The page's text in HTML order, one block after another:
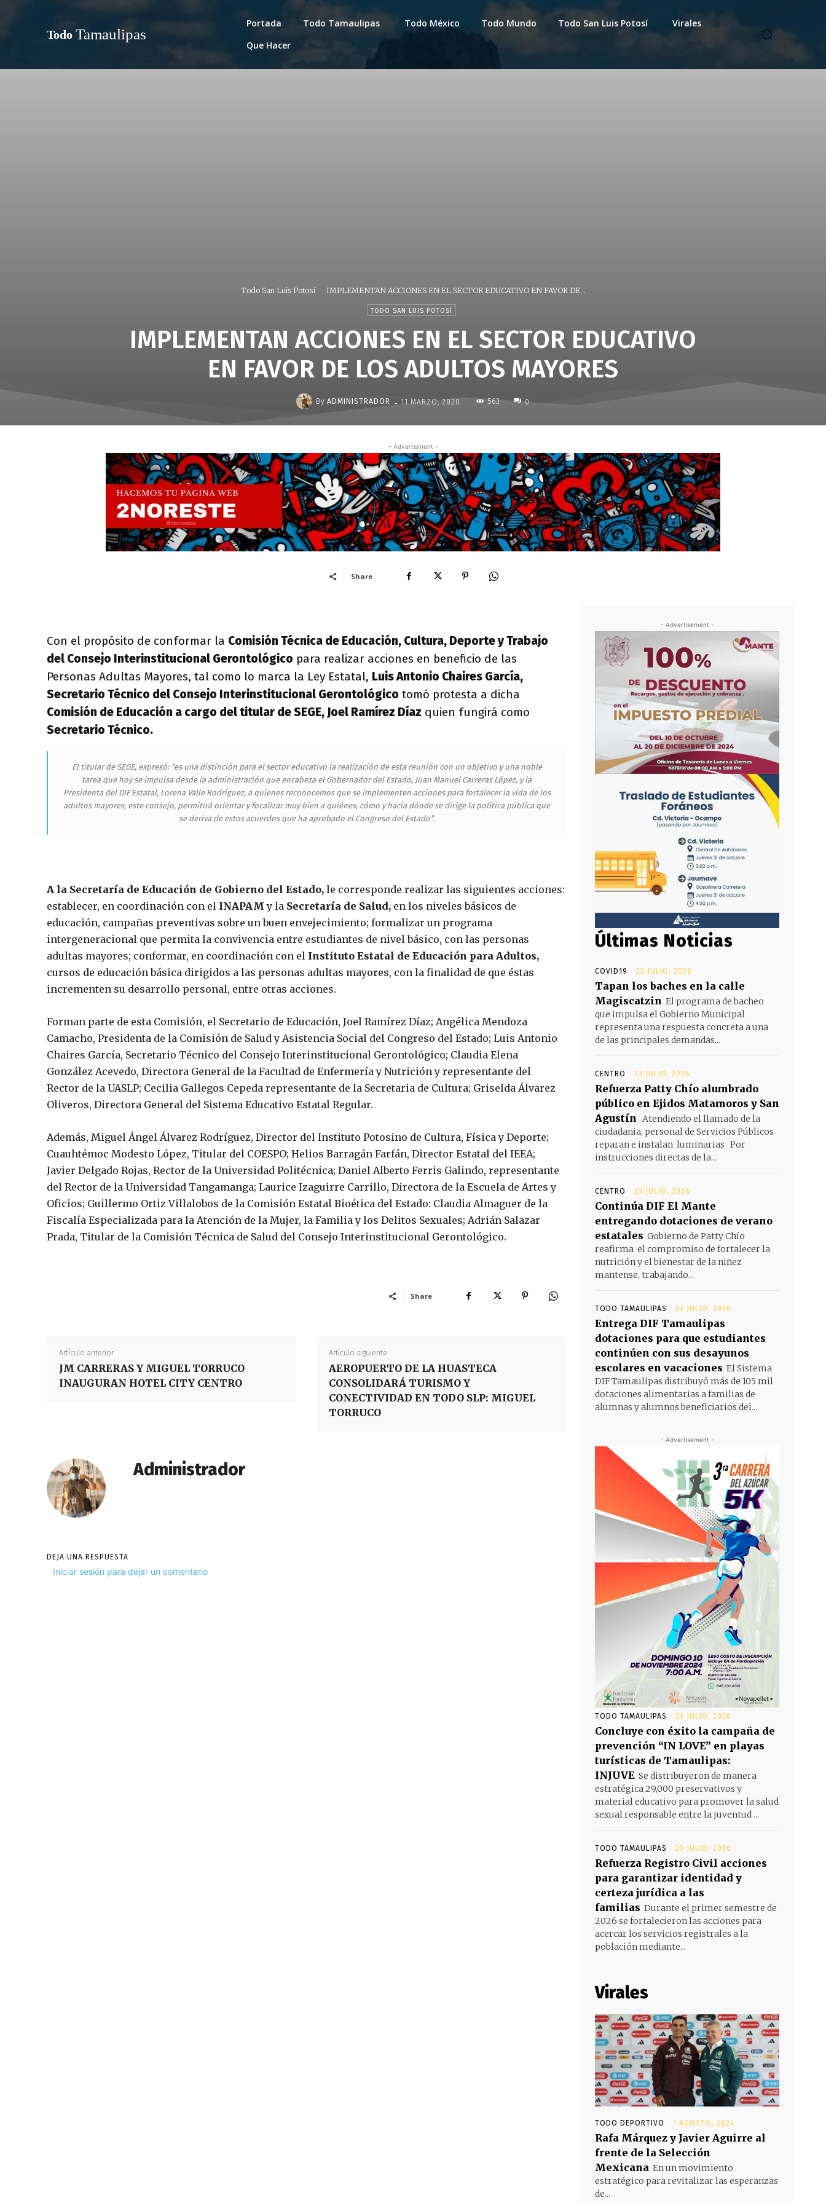
Todo Tamaulipas
Portada Todo Tamaulipas Todo México Todo Mundo Todo San Luis Potosí
Virales
Que Hacer
Todo San Luis Potosí IMPLEMENTAN ACCIONES EN EL SECTOR EDUCATIVO EN FAVOR DE...
TODO SAN LUIS POTOSÍ
IMPLEMENTAN ACCIONES EN EL SECTOR EDUCATIVO
EN FAVOR DE LOS ADULTOS MAYORES
By ADMINISTRADOR - 11 MARZO, 2020 563 0
- Advertisment -
Share
Con el propósito de conformar la Comisión Técnica de Educación, Cultura, Deporte y Trabajo
del Consejo Interinstitucional Gerontológico para realizar acciones en beneficio de las
Personas Adultas Mayores, tal como lo marca la Ley Estatal, Luis Antonio Chaires García,
Secretario Técnico del Consejo Interinstitucional Gerontológico tomó protesta a dicha
Comisión de Educación a cargo del titular de SEGE, Joel Ramírez Díaz quien fungirá como
Secretario Técnico.
El titular de SEGE, expresó: “es una distinción para el sector educativo la realización de esta reunión con un objetivo y una noble
tarea que hoy se impulsa desde la administración que encabeza el Gobernador del Estado, Juan Manuel Carreras López, y la
Presidenta del DIF Estatal, Lorena Valle Rodríguez, a quienes reconocemos que se implementen acciones para fortalecer la vida de los
adultos mayores, este consejo, permitirá orientar y focalizar muy bien a quiénes, cómo y hacia dónde se dirige la política pública que
se deriva de estos acuerdos que ha aprobado el Congreso del Estado”.
A la Secretaría de Educación de Gobierno del Estado, le corresponde realizar las siguientes acciones:
establecer, en coordinación con el INAPAM y la Secretaría de Salud, en los niveles básicos de
educación, campañas preventivas sobre un buen envejecimiento; formalizar un programa
intergeneracional que permita la convivencia entre estudiantes de nivel básico, con las personas
adultas mayores; conformar, en coordinación con el Instituto Estatal de Educación para Adultos,
cursos de educación básica dirigidos a las personas adultas mayores, con la finalidad de que éstas
incrementen su desarrollo personal, entre otras acciones.
Forman parte de esta Comisión, el Secretario de Educación, Joel Ramírez Díaz; Angélica Mendoza
Camacho, Presidenta de la Comisión de Salud y Asistencia Social del Congreso del Estado; Luis Antonio
Chaires García, Secretario Técnico del Consejo Interinstitucional Gerontológico; Claudia Elena
González Acevedo, Directora General de la Facultad de Enfermería y Nutrición y representante del
Rector de la UASLP; Cecilia Gallegos Cepeda representante de la Secretaria de Cultura; Griselda Álvarez
Oliveros, Directora General del Sistema Educativo Estatal Regular.
Además, Miguel Ángel Álvarez Rodríguez, Director del Instituto Potosino de Cultura, Física y Deporte;
Cuauhtémoc Modesto López, Titular del COESPO; Helios Barragán Farfán, Director Estatal del IEEA;
Javier Delgado Rojas, Rector de la Universidad Politécnica; Daniel Alberto Ferris Galindo, representante
del Rector de la Universidad Tangamanga; Laurice Izaguirre Carrillo, Directora de la Escuela de Artes y
Oficios; Guillermo Ortiz Villalobos de la Comisión Estatal Bioética del Estado: Claudia Almaguer de la
Fiscalía Especializada para la Atención de la Mujer, la Familia y los Delitos Sexuales; Adrián Salazar
Prada, Titular de la Comisión Técnica de Salud del Consejo Interinstitucional Gerontológico.
Share
Artículo anterior
JM CARRERAS Y MIGUEL TORRUCO
INAUGURAN HOTEL CITY CENTRO
Artículo siguiente
AEROPUERTO DE LA HUASTECA
CONSOLIDARÁ TURISMO Y
CONECTIVIDAD EN TODO SLP: MIGUEL
TORRUCO
Administrador
DEJA UNA RESPUESTA
Iniciar sesión para dejar un comentario
- Advertisement -
Últimas Noticias
COVID19 23 JULIO, 2026
Tapan los baches en la calle
Magiscatzin El programa de bacheo
que impulsa el Gobierno Municipal
representa una respuesta concreta a una
de las principales demandas...
CENTRO 23 JULIO, 2026
Refuerza Patty Chío alumbrado
público en Ejidos Matamoros y San
Agustín Atendiendo el llamado de la
ciudadania, personal de Servicios Públicos
reparan e instalan luminarias Por
instrucciones directas de la...
CENTRO 23 JULIO, 2026
Continúa DIF El Mante
entregando dotaciones de verano
estatales Gobierno de Patty Chío
reafirma el compromiso de fortalecer la
nutrición y el bienestar de la niñez
mantense, trabajando...
TODO TAMAULIPAS 23 JULIO, 2026
Entrega DIF Tamaulipas
dotaciones para que estudiantes
continúen con sus desayunos
escolares en vacaciones El Sistema
DIF Tamaulipas distribuyó más de 105 mil
dotaciones alimentarias a familias de
alumnas y alumnos beneficiarios del...
- Advertisement -
TODO TAMAULIPAS 23 JULIO, 2026
Concluye con éxito la campaña de
prevención “IN LOVE” en playas
turísticas de Tamaulipas:
INJUVE Se distribuyeron de manera
estratégica 29,000 preservativos y
material educativo para promover la salud
sexual responsable entre la juventud ...
TODO TAMAULIPAS 23 JULIO, 2026
Refuerza Registro Civil acciones
para garantizar identidad y
certeza jurídica a las
familias Durante el primer semestre de
2026 se fortalecieron las acciones para
acercar los servicios registrales a la
población mediante...
Virales
TODO DEPORTIVO 1 AGOSTO, 2024
Rafa Márquez y Javier Aguirre al
frente de la Selección
Mexicana En un movimiento
estratégico para revitalizar las esperanzas
de...